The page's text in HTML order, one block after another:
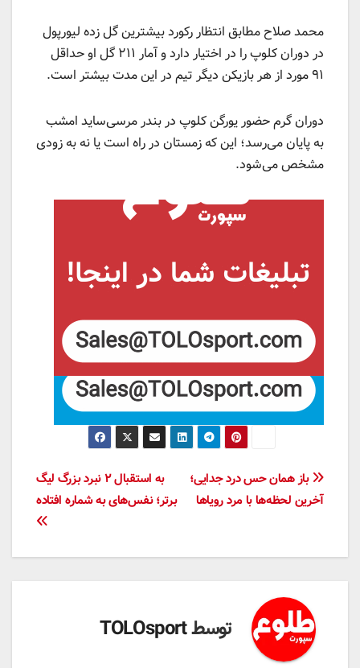
محمد صلاح مطابق انتظار رکورد بیشترین گل زده لیورپول
در دوران کلوپ را در اختیار دارد و آمار ۲۱۱ گل او حداقل
۹۱ مورد از هر بازیکن دیگر تیم در این مدت بیشتر است.
دوران گرم حضور یورگن کلوپ در بندر مرسی‌ساید امشب
به پایان می‌رسد؛ این که زمستان در راه است یا نه به زودی
مشخص می‌شود.
راهبری
نوشته
به استقبال ۲ نبرد بزرگ لیگ
برتر؛ نفس‌های به شماره افتاده
باز همان حس درد جدایی؛
آخرین لحظه‌ها با مرد رویاها
توسطTOLOsport